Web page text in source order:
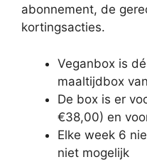
abonnement, de
kortingsacties.
Veganbox is
maaltijdbox
De box is er
€38,00) en
Elke week 6
niet mogelijk